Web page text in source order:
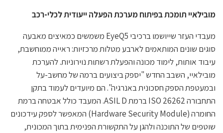
מובילאיי תומכת בפיתוח מערכת הפעלה ייעודית לכלי-רכב
מעבדי העזר שייושמו ברכיבי EyeQ5 משמשים כמאיצים מאבעה
סוגים שונים המותאמים לארבע מטלות מרכזיות: ראייה ממוחשבת,
עיבוד אותות, לימוד מכונה והפעלת רשתות נוירוניות. להערכת
מובילאיי, השבב החדש "יספק ביצועים ברמה של מחשב-על
ובמעטפת הספק חסכונית באנרגיה". הם מיועדים לעמוד בתקן
התחבורה ISO 26262 ברמת ASIL D. המעבד כולל אבטחה ברמת
החומרה (Hardware Security Module) המאפשר לספק עידכונים
שוטפים של התוכנה ולהגן על התקשורת הפנימית בתוך המכונית,